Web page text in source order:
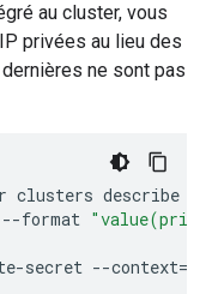
au cluster, vous
privées au lieu des
ne sont pas
clusters describe
--format
secret --context=